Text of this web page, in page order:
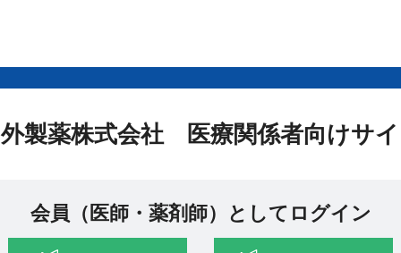
製薬株式会社 医療関係者向けサ
会員（医師・薬剤師）としてログイン